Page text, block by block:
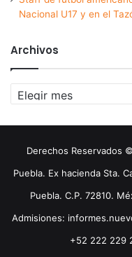
Nacional U17 y en el
Archivos
Archivos
Derechos Reservados
Puebla. Ex hacienda Sta.
Puebla. C.P. 72810.
Admisiones:
+52 222 229